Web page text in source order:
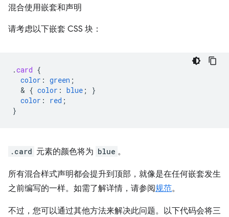
混合使用嵌套和声明
请考虑以下嵌套 CSS 块：
.card {
color : green ;
  &
{ color : blue ;
}
color : red ;
}
.card 元素的颜色将为 blue 。
所有混合样式声明都会提升到顶部，就像是在任何嵌套发生
之前编写的一样。如需了解详情，请参阅规范。
不过，您可以通过其他方法来解决此问题。以下代码会将三